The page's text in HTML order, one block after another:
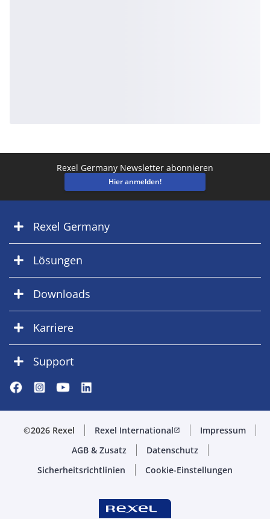
Rexel Germany Newsletter abonnieren
Hier anmelden!
Rexel Germany
Lösungen
Downloads
Karriere
Support
©2026 Rexel Rexel Internationalopen_in_new
Impressum
AGB & Zusatz
Datenschutz
Sicherheitsrichtlinien
Cookie-Einstellungen